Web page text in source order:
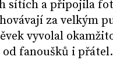
sítích a připojila
za velkým
vyvolal
fanoušků i přátel.